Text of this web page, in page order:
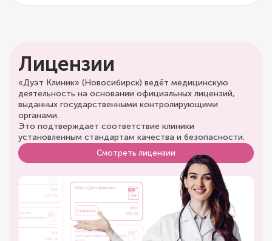
Лицензии
«Дуэт Клиник» (Новосибирск) ведёт медицинскую
деятельность на основании официальных лицензий,
выданных государственными контролирующими
органами.
Это подтверждает соответствие клиники
установленным стандартам качества и безопасности.
Смотреть лицензии